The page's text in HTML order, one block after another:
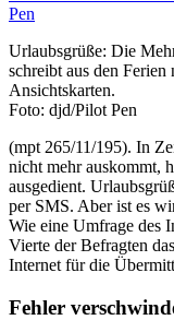
Urlaubsgrüße: Die
schreibt aus den
Ansichtskarten.
Foto: djd/Pilot Pen
(mpt 265/11/195). In
nicht mehr auskommt,
ausgedient.
per SMS. Aber ist es
Wie eine Umfrage des
Vierte der Befragten
Internet für die
Fehler